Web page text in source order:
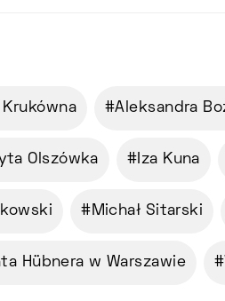
Aleksandra
Olszówka Iza Kuna
Michał Sitarski
Hübnera w Warszawie